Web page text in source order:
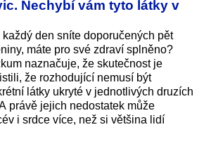
Nechybí vám tyto látky v
každý den sníte doporučených pět
máte pro své zdraví splněno?
naznačuje, že skutečnost je
že rozhodující nemusí být
látky ukryté v jednotlivých druzích
právě jejich nedostatek může
i srdce více, než si většina lidí